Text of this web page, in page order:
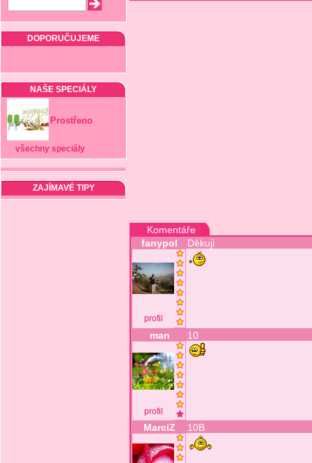
DOPORUČUJEME
NAŠE SPECIÁLY
Prostřeno
všechny speciály
ZAJÍMAVÉ TIPY
Komentáře
fanypol
Děkuji
profil
*
man 10
profil
MarciZ 10B